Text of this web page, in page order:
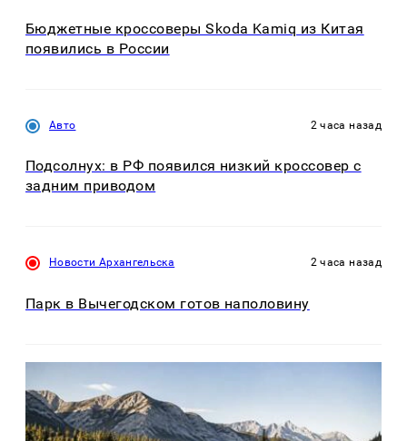
Бюджетные кроссоверы Skoda Kamiq из Китая
появились в России
Авто 2 часа назад
Подсолнух: в РФ появился низкий кроссовер с
задним приводом
Новости Архангельска 2 часа назад
Парк в Вычегодском готов наполовину